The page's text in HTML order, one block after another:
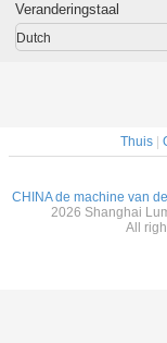
Veranderingstaal
Dutch
Thuis|
CHINA de machine van
2026 Shanghai
All